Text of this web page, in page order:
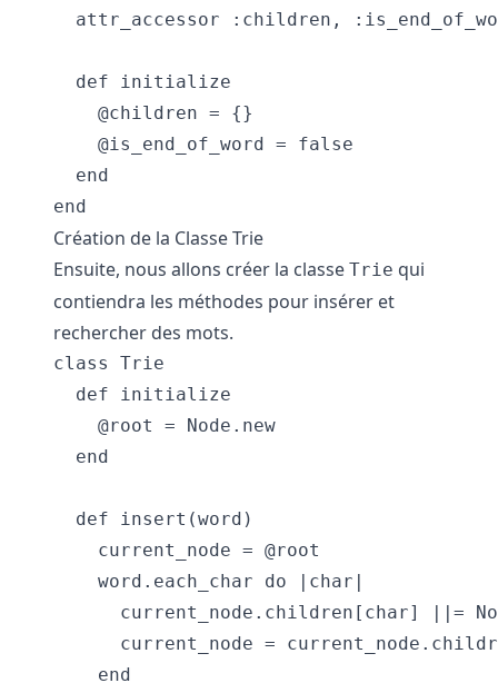
attr_accessor :children,
  def initialize
    @children = {}
    @is_end_of_word = false
  end
Création de la Classe Trie
Ensuite, nous allons créer la classe Trie qui
contiendra les méthodes pour insérer et
rechercher des mots.
class Trie
  def initialize
    @root = Node.new
  end
  def insert(word)
    current_node = @root
    word.each_char do |char|
current_node.children[char] ||=
current_node =
    end